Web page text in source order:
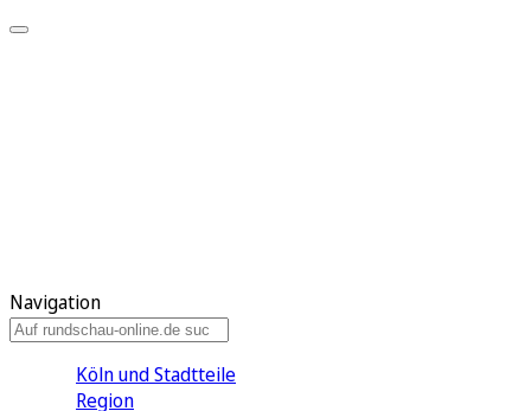
Navigation
Köln und Stadtteile
Region